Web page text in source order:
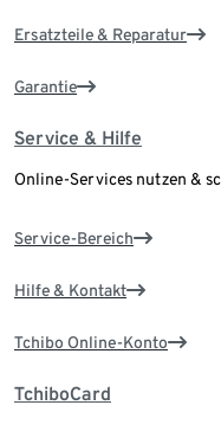
Ersatzteile & Reparatur
Garantie
Service & Hilfe
Online-Services nutzen &
Service-Bereich
Hilfe & Kontakt
Tchibo Online-Konto
TchiboCard